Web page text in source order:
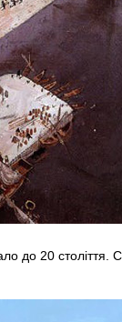
до 20